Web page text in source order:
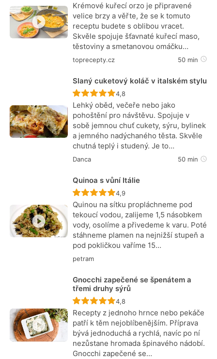
Krémové kuřecí orzo je připravené
velice brzy a věřte, že se k tomuto
receptu budete s oblibou vracet.
Skvěle spojuje šťavnaté kuřecí maso,
těstoviny a smetanovou omáčku…
toprecepty.cz 50 min
Slaný cuketový koláč v italském stylu
Recept ještě nebyl hodnocen
4,8
Lehký oběd, večeře nebo jako
pohoštění pro návštěvu. Spojuje v
sobě jemnou chuť cukety, sýru, bylinek
a jemného nadýchaného těsta. Skvěle
chutná teplý i studený. Je to…
Danca 50 min
Quinoa s vůní Itálie
Recept ještě nebyl hodnocen
4,9
Quinou na sítku propláchneme pod
tekoucí vodou, zalijeme 1,5 násobkem
vody, osolíme a přivedeme k varu. Poté
stáhneme plamen na nejnižší stupeň a
pod pokličkou vaříme 15…
petram
Gnocchi zapečené se špenátem a
třemi druhy sýrů
Recept ještě nebyl hodnocen
4,8
Recepty z jednoho hrnce nebo pekáče
patří k těm nejoblíbenějším. Příprava
bývá jednoduchá a rychlá, navíc po ní
nezůstane hromada špinavého nádobí.
Gnocchi zapečené se…